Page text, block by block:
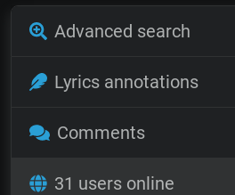
Advanced search
Lyrics annotations
Comments
31 users online